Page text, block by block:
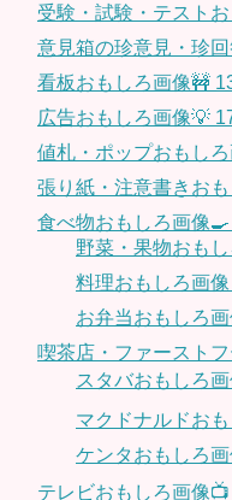
受験・試験・テスト
意見箱の珍意見・珍
看板おもしろ画像🚧
広告おもしろ画像💡
値札・ポップおもし
張り紙・注意書きおも
食べ物おもしろ画像🍳
野菜・果物おも
料理おもしろ画
お弁当おもしろ画
喫茶店・ファースト
スタバおもしろ画
マクドナルドお
ケンタおもしろ
テレビおもしろ画像📺